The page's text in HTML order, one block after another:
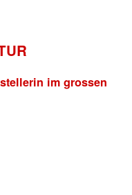
im grossen